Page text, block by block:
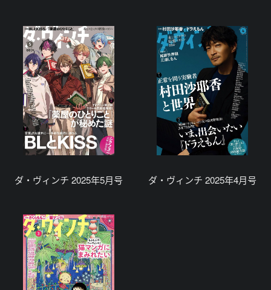
ダ・ヴィンチ 2025年5月号 ダ・ヴィンチ 2025年4月号